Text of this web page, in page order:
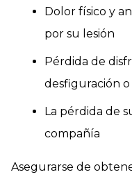
Dolor físico y
por su lesión
Pérdida de
desfiguración o
La pérdida de
compañía
Asegurarse de